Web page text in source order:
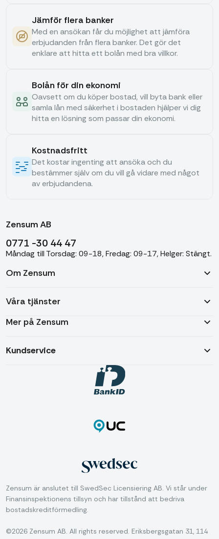
Jämför flera banker
Med en ansökan får du möjlighet att jämföra
erbjudanden från flera banker. Det gör det
enklare att hitta ett bolån med bra villkor.
Bolån för din ekonomi
Oavsett om du köper bostad, vill byta bank eller
samla lån med säkerhet i bostaden hjälper vi dig
hitta en lösning som passar din ekonomi.
Kostnadsfritt
Det kostar ingenting att ansöka och du
bestämmer själv om du vill gå vidare med något
av erbjudandena.
Kundservice
Våra tjänster
Mer på Zensum
Zensum AB
0771 -30 44 47
Måndag till Torsdag: 09-18, Fredag: 09-17, Helger: Stängt.
Om Zensum
Zensum är anslutet till SwedSec Licensiering AB. Vi står under
Finansinspektionens tillsyn och har tillstånd att bedriva
bostadskreditförmedling.
©2026 Zensum AB. All rights reserved. Eriksbergsgatan 31, 114